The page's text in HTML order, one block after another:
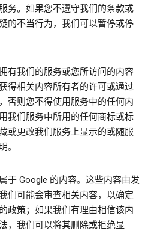
务。如果您不遵守我们的条款或
的不当行为，我们可以暂停或停
有我们的服务或您所访问的内容
得相关内容所有者的许可或通过
否则您不得使用服务中的任何内
我们服务中所用的任何商标或标
或更改我们服务上显示的或随服
。
于 Google 的内容。这些内容由发
们可能会审查相关内容，以确定
政策；如果我们有理由相信该内
，我们可以将其删除或拒绝显